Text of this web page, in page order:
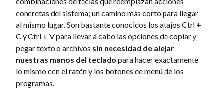
concretas del sistema; un camino más corto para llegar
al mismo lugar. Son bastante conocidos los atajos Ctrl +
C y Ctrl + V para llevar a cabo las opciones de copiar y
pegar texto o archivos sin necesidad de alejar
nuestras manos del teclado para hacer exactamente
lo mismo con el ratón y los botones de menú de los
programas.